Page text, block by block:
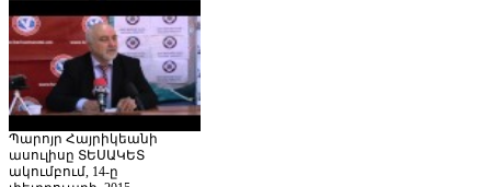
Պարոյր Հայրիկեանի
ասուլիսը ՏԵՍԱԿԵՏ
ակումբում, 14-ը